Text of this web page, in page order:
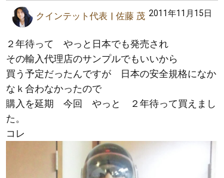
クインテット代表 佐藤 茂 2011年11月15日
２年待って やっと日本でも発売され
その輸入代理店のサンプルでもいいから
買う予定だったんですが 日本の安全規格になか
なｋ合わなかったので
購入を延期 今回 やっと ２年待って買えまし
た。
コレ